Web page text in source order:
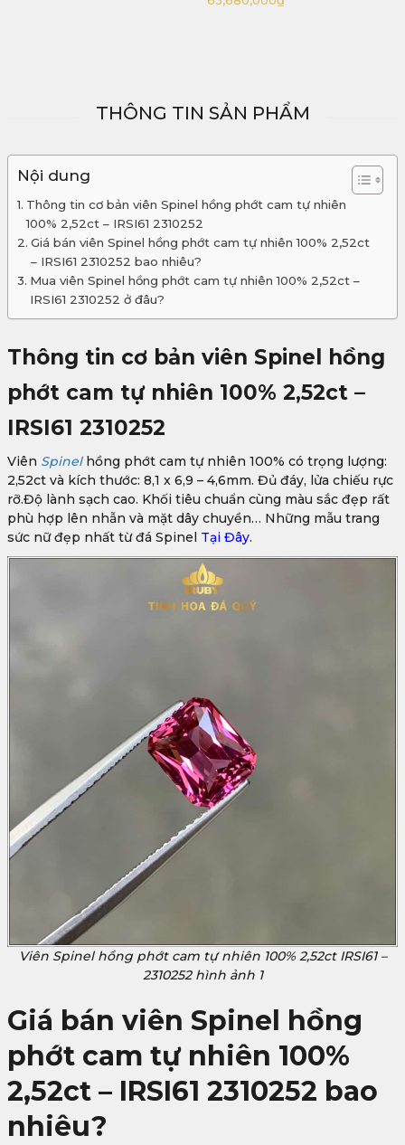
THÔNG TIN SẢN PHẨM
Nội dung
Thông tin cơ bản viên Spinel hồng phớt cam tự nhiên
100% 2,52ct – IRSI61 2310252
Giá bán viên Spinel hồng phớt cam tự nhiên 100% 2,52ct
– IRSI61 2310252 bao nhiêu?
Mua viên Spinel hồng phớt cam tự nhiên 100% 2,52ct –
IRSI61 2310252 ở đâu?
Thông tin cơ bản viên Spinel hồng
phớt cam tự nhiên 100% 2,52ct –
IRSI61 2310252
Viên Spinel hồng phớt cam tự nhiên 100% có trọng lượng:
2,52ct và kích thước: 8,1 x 6,9 – 4,6mm. Đủ đáy, lửa chiếu rực
rỡ.Độ lành sạch cao. Khối tiêu chuẩn cùng màu sắc đẹp rất
phù hợp lên nhẫn và mặt dây chuyền… Những mẫu trang
sức nữ đẹp nhất từ đá Spinel Tại Đây.
Viên Spinel hồng phớt cam tự nhiên 100% 2,52ct IRSI61 –
2310252 hình ảnh 1
Giá bán viên Spinel hồng
phớt cam tự nhiên 100%
2,52ct – IRSI61 2310252 bao
nhiêu?